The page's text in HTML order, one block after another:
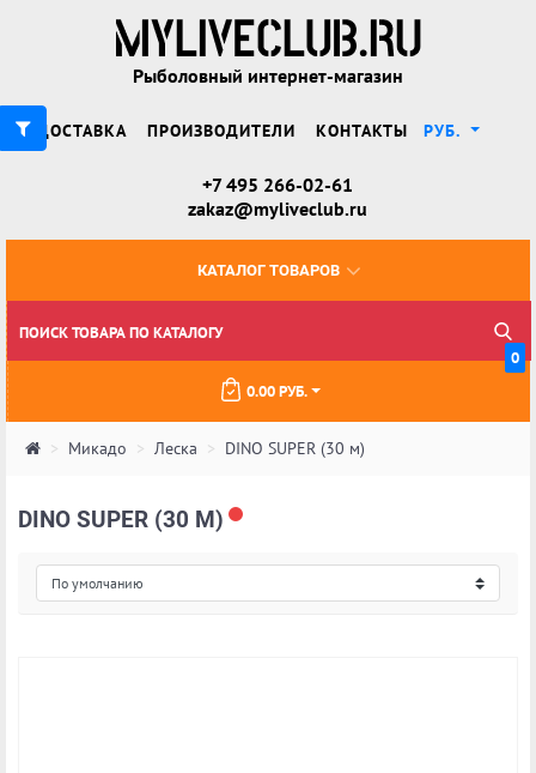
Рыболовный интернет-магазин
ДОСТАВКА ПРОИЗВОДИТЕЛИ КОНТАКТЫ РУБ.
+7 495 266-02-61
zakaz@myliveclub.ru
КАТАЛОГ ТОВАРОВ
0
0.00 РУБ.
Микадо Леска DINO SUPER (30 м)
DINO SUPER (30 М)